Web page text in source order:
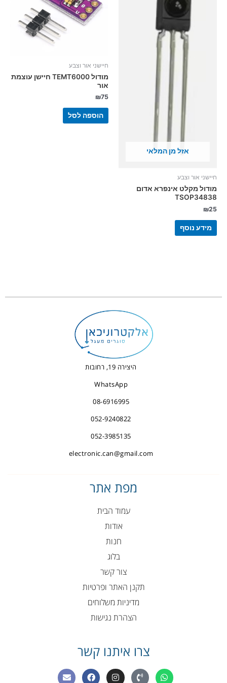
אזל מן המלאי
חיישני אור וצבע
מודול מקלט אינפרא אדום
TSOP34838
₪25
מידע נוסף
חיישני אור וצבע
מודול TEMT6000 חיישן עוצמת
אור
₪75
הוספה לסל
היצירה 19, רחובות
WhatsApp
08-6916995
052-9240822
052-3985135
electronic.can@gmail.com
מפת אתר
עמוד הבית
אודות
חנות
בלוג
צור קשר
תקנן האתר ופרטיות
מדיניות משלוחים
הצהרת נגישות
צרו איתנו קשר
W
h
P
h
I
n
F
a
E
n